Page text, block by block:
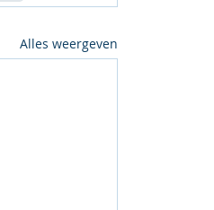
Alles weergeven